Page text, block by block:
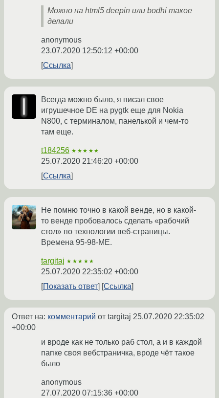
Можно на html5 deepin или bodhi такое
делали
anonymous
23.07.2020 12:50:12 +00:00
Ссылка
Всегда можно было, я писал свое
игрушечное DE на pygtk еще для Nokia
N800, с терминалом, панелькой и чем-то
там еще.
t184256 ★★★★★
25.07.2020 21:46:20 +00:00
Ссылка
Не помню точно в какой венде, но в какой-
то венде пробовалось сделать «рабочий
стол» по технологии веб-страницы.
Времена 95-98-ME.
targitaj ★★★★★
25.07.2020 22:35:02 +00:00
Показать ответ
Ссылка
Ответ на: комментарий от targitaj 25.07.2020 22:35:02
+00:00
и вроде как не только раб стол, а и в каждой
папке своя вебстраничка, вроде чёт такое
было
anonymous
27.07.2020 07:15:36 +00:00